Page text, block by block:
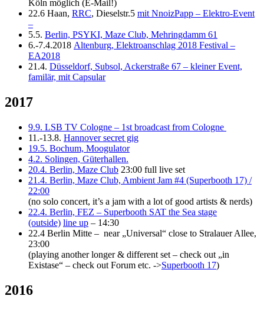
Köln möglich (E-Mail!)
22.6 Haan, RRC, Dieselstr.5 mit NnoizPapp – Elektro-Event
–
5.5. Berlin, PSYKI, Maze Club, Mehringdamm 61
6.-7.4.2018 Altenburg, Elektroanschlag 2018 Festival –
EA2018
21.4. Düsseldorf, Subsol, Ackerstraße 67 – kleiner Event,
familär, mit Capsular
2017
9.9. LSB TV Cologne – 1st broadcast from Cologne
11.-13.8. Hannover secret gig
19.5. Bochum, Moogulator
4.2. Solingen, Güterhallen.
20.4. Berlin, Maze Club 23:00 full live set
21.4. Berlin, Maze Club, Ambient Jam #4 (Superbooth 17) /
22:00
(no solo concert, it’s a jam with a lot of good artists & nerds)
22.4. Berlin, FEZ – Superbooth SAT the Sea stage
(outside) line up – 14:30
22.4 Berlin Mitte – near „Universal“ close to Stralauer Allee,
23:00
(playing another longer & different set – check out „in
Existase“ – check out Forum etc. ->Superbooth 17)
2016